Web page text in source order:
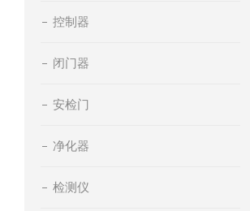
控制器
闭门器
安检门
净化器
检测仪